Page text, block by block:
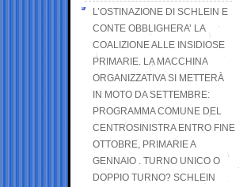
L’OSTINAZIONE DI SCHLEIN E
CONTE OBBLIGHERA’ LA
COALIZIONE ALLE INSIDIOSE
PRIMARIE. LA MACCHINA
ORGANIZZATIVA SI METTERÀ
IN MOTO DA SETTEMBRE:
PROGRAMMA COMUNE DEL
CENTROSINISTRA ENTRO FINE
OTTOBRE, PRIMARIE A
GENNAIO . TURNO UNICO O
DOPPIO TURNO? SCHLEIN